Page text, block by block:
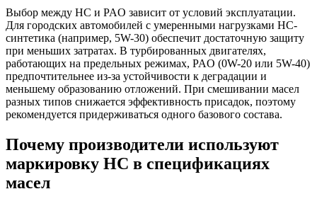
Выбор между HC и PAO зависит от условий эксплуатации.
Для городских автомобилей с умеренными нагрузками HC-
синтетика (например, 5W-30) обеспечит достаточную защиту
при меньших затратах. В турбированных двигателях,
работающих на предельных режимах, PAO (0W-20 или 5W-40)
предпочтительнее из-за устойчивости к деградации и
меньшему образованию отложений. При смешивании масел
разных типов снижается эффективность присадок, поэтому
рекомендуется придерживаться одного базового состава.
Почему производители используют
маркировку HC в спецификациях
масел